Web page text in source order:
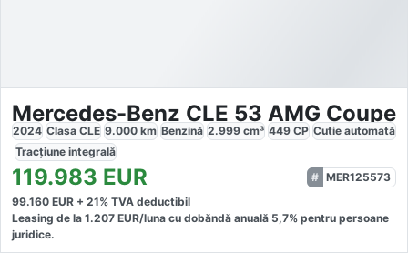
Mercedes-Benz CLE 53 AMG Coupe
2024 Clasa CLE 9.000 km Benzină 2.999 cm³ 449 CP Cutie automată
Tracțiune integrală
119.983 EUR
MER125573
99.160 EUR + 21% TVA deductibil
Leasing de la 1.207 EUR/luna cu dobăndă anuală 5,7% pentru persoane
juridice.